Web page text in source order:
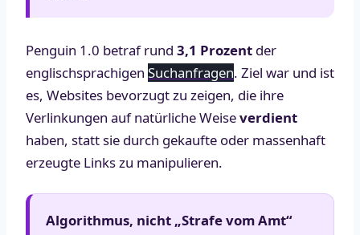
Penguin 1.0 betraf rund 3,1 Prozent der
englischsprachigen Suchanfragen. Ziel war und ist
es, Websites bevorzugt zu zeigen, die ihre
Verlinkungen auf natürliche Weiseverdient
haben, statt sie durch gekaufte oder massenhaft
erzeugte Links zu manipulieren.
Algorithmus, nicht „Strafe vom Amt“